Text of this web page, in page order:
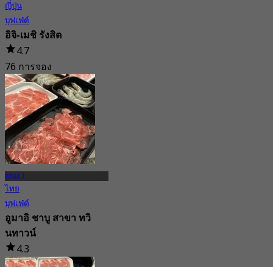
ญี่ปุ่น
บุฟเฟ่ต์
อิจิ-เมชิ รังสิต
4.7
76 การจอง
จาก฿ 659
คลอง 1
ไทย
บุฟเฟ่ต์
อูมาอิ ชาบู สาขา ทวิ
นทาวน์
4.3